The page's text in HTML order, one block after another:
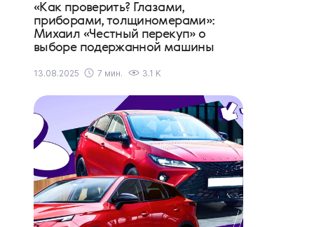
«Как проверить? Глазами,
приборами, толщиномерами»:
Михаил «Честный перекуп» о
выборе подержанной машины
13.08.2025 7 мин. 3.1 K